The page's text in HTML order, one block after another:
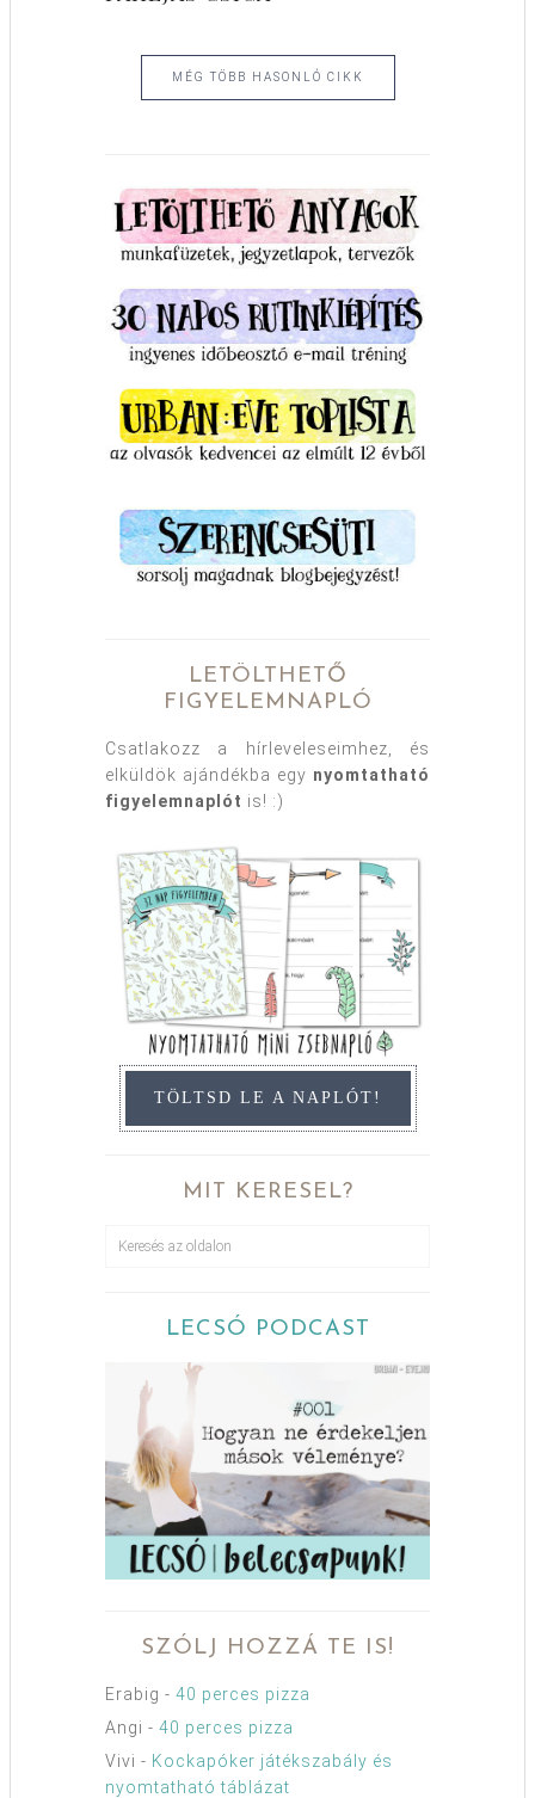
MÉG TÖBB HASONLÓ CIKK
LETÖLTHETŐ
FIGYELEMNAPLÓ
Csatlakozz a hírleveleseimhez, és
elküldök ajándékba egy nyomtatható
figyelemnaplót is! :)
TÖLTSD LE A NAPLÓT!
MIT KERESEL?
LECSÓ PODCAST
SZÓLJ HOZZÁ TE IS!
Erabig - 40 perces pizza
Angi - 40 perces pizza
Vivi - Kockapóker játékszabály és
nyomtatható táblázat